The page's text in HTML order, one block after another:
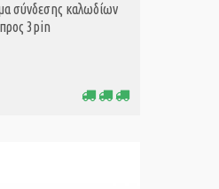
σύνδεσης καλωδίων
3pin